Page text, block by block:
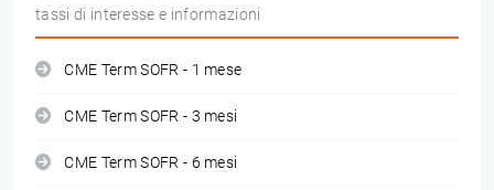
tassi di interesse e informazioni
CME Term SOFR - 1 mese
CME Term SOFR - 3 mesi
CME Term SOFR - 6 mesi